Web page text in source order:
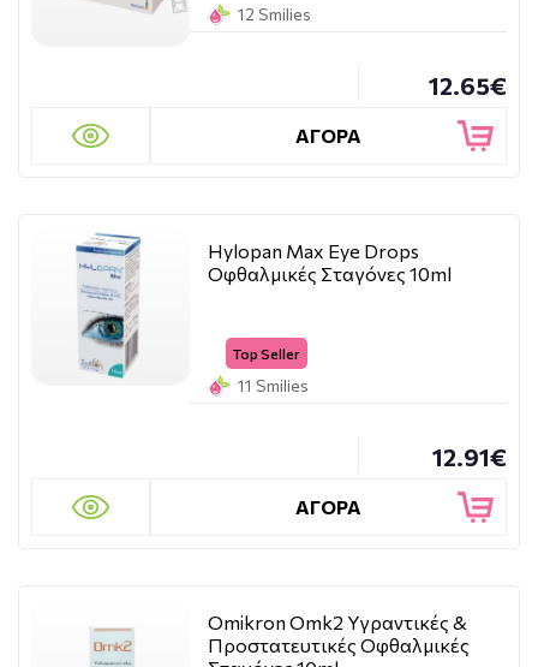
12 Smilies
12.65€
ΑΓΟΡΑ
Hylopan Max Eye Drops
Οφθαλμικές Σταγόνες 10ml
Top Seller
11 Smilies
12.91€
ΑΓΟΡΑ
Omikron Omk2 Υγραντικές &
Προστατευτικές Οφθαλμικές